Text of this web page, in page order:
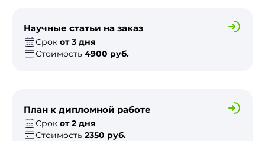
Научные статьи на заказ
Срок от 3 дня
Стоимость 4900 руб.
План к дипломной работе
Срок от 2 дня
Стоимость 2350 руб.